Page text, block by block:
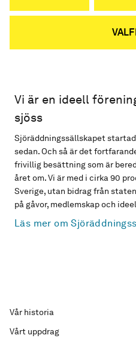
Vi är en ideell
sjöss
Sjöräddningssällskapet
sedan. Och så är det
frivillig besättning som är
året om. Vi är med i cirka 90
Sverige, utan bidrag från
på gåvor, medlemskap och
Läs mer om
Vår historia
Vårt uppdrag